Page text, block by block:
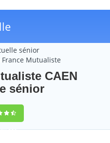
sénior
Mutualiste
CAEN
sénior
220